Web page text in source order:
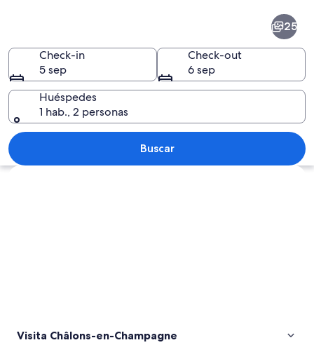
Champagne
Una catedral histórica con altas
25
Check-in
5 sep
Check-out
6 sep
Huéspedes
1 hab., 2 personas
Buscar
Explorar mapa
Visita Châlons-en-Champagne